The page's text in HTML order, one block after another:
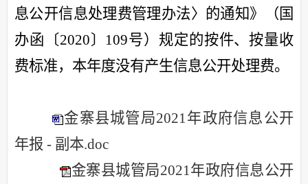
息公开信息处理费管理办法〉的通知》（国
办函〔2020〕109号）规定的按件、按量收
费标准，本年度没有产生信息公开处理费。
金寨县城管局2021年政府信息公开
年报 - 副本.doc
金寨县城管局2021年政府信息公开